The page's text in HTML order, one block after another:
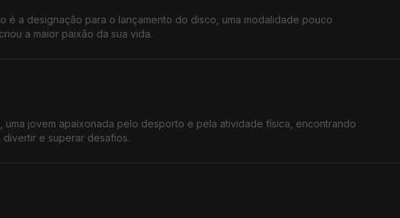
é a designação para o lançamento do disco, uma modalidade pouco
a maior paixão da sua vida.
uma jovem apaixonada pelo desporto e pela atividade física, encontrando
divertir e superar desafios.